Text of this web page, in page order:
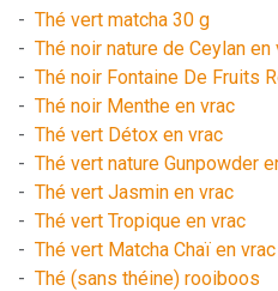
- Thé vert matcha 30 g
- Thé noir nature de Ceylan en
- Thé noir Fontaine De Fruits
- Thé noir Menthe en vrac
- Thé vert Détox en vrac
- Thé vert nature Gunpowder
- Thé vert Jasmin en vrac
- Thé vert Tropique en vrac
- Thé vert Matcha Chaï en vrac
- Thé (sans théine) rooiboos